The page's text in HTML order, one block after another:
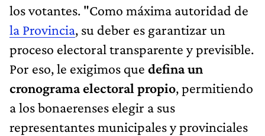
los votantes. "Como máxima autoridad de
la Provincia, su deber es garantizar un
proceso electoral transparente y previsible.
Por eso, le exigimos que defina un
cronograma electoral propio, permitiendo
a los bonaerenses elegir a sus
representantes municipales y provinciales